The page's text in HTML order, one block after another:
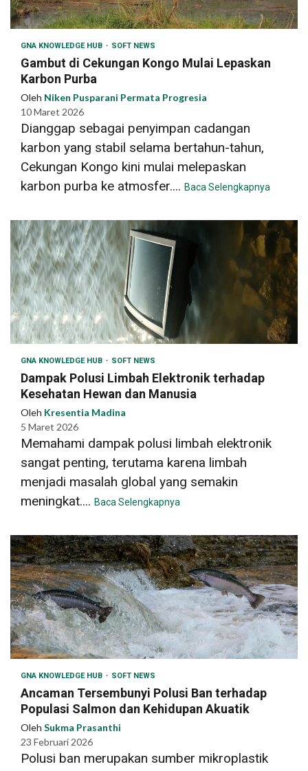
GNA KNOWLEDGE HUB SOFT NEWS
Gambut di Cekungan Kongo Mulai Lepaskan
Karbon Purba
Oleh Niken Pusparani Permata Progresia
10 Maret 2026
Dianggap sebagai penyimpan cadangan
karbon yang stabil selama bertahun-tahun,
Cekungan Kongo kini mulai melepaskan
karbon purba ke atmosfer.... Baca Selengkapnya
GNA KNOWLEDGE HUB SOFT NEWS
Dampak Polusi Limbah Elektronik terhadap
Kesehatan Hewan dan Manusia
Oleh Kresentia Madina
5 Maret 2026
Memahami dampak polusi limbah elektronik
sangat penting, terutama karena limbah
menjadi masalah global yang semakin
meningkat.... Baca Selengkapnya
GNA KNOWLEDGE HUB SOFT NEWS
Ancaman Tersembunyi Polusi Ban terhadap
Populasi Salmon dan Kehidupan Akuatik
Oleh Sukma Prasanthi
23 Februari 2026
Polusi ban merupakan sumber mikroplastik